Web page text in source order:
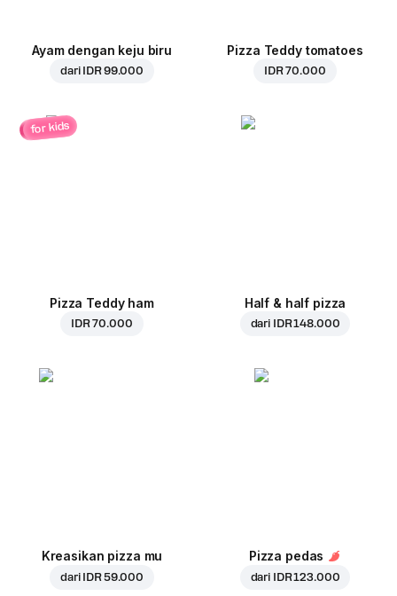
Ayam dengan keju biru
dari IDR 99.000
Pizza Teddy tomatoes
IDR 70.000
for kids
Pizza Teddy ham
IDR 70.000
Half & half pizza
dari IDR 148.000
Kreasikan pizza mu
dari IDR 59.000
Pizza pedas
dari IDR 123.000